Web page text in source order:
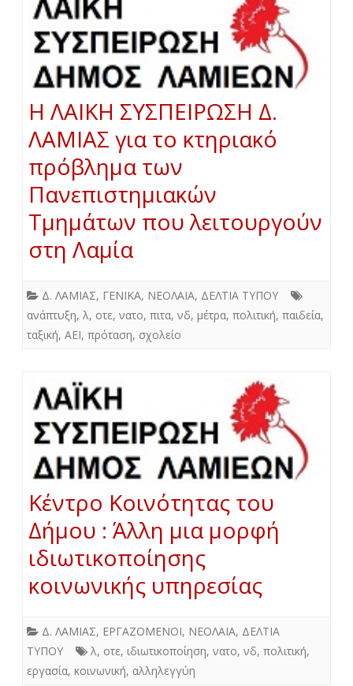
Η ΛΑΙΚΗ ΣΥΣΠΕΙΡΩΣΗ Δ.
ΛΑΜΙΑΣ για το κτηριακό
πρόβλημα των
Πανεπιστημιακών
Τμημάτων που λειτουργούν
στη Λαμία
Δ. ΛΑΜΙΑΣ, ΓΕΝΙΚΑ, ΝΕΟΛΑΙΑ, ΔΕΛΤΙΑ ΤΥΠΟΥ
ανάπτυξη, λ, οτε, νατο, πιτα, νδ, μέτρα, πολιτική, παιδεία,
ταξική, ΑΕΙ, πρόταση, σχολείο
Κέντρο Κοινότητας του
Δήμου : Άλλη μια μορφή
ιδιωτικοποίησης
κοινωνικής υπηρεσίας
Δ. ΛΑΜΙΑΣ, ΕΡΓΑΖΟΜΕΝΟΙ, ΝΕΟΛΑΙΑ, ΔΕΛΤΙΑ
ΤΥΠΟΥ
λ, οτε, ιδιωτικοποίηση, νατο, νδ, πολιτική,
εργασία, κοινωνική, αλληλεγγύη